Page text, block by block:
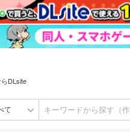
DLsite
て